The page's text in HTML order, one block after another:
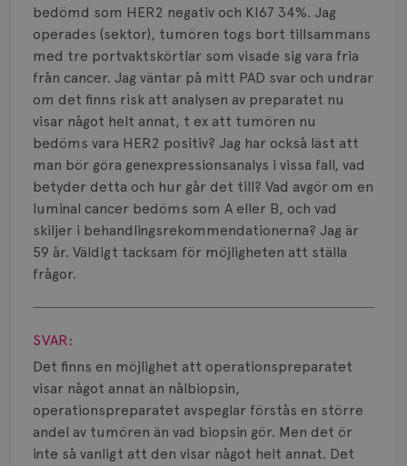
bedömd som HER2 negativ och KI67 34%. Jag
operades (sektor), tumören togs bort tillsammans
med tre portvaktskörtlar som visade sig vara fria
från cancer. Jag väntar på mitt PAD svar och undrar
om det finns risk att analysen av preparatet nu
visar något helt annat, t ex att tumören nu
bedöms vara HER2 positiv? Jag har också läst att
man bör göra genexpressionsanalys i vissa fall, vad
betyder detta och hur går det till? Vad avgör om en
luminal cancer bedöms som A eller B, och vad
skiljer i behandlingsrekommendationerna? Jag är
59 år. Väldigt tacksam för möjligheten att ställa
frågor.
Visa svar
SVAR:
Det finns en möjlighet att operationspreparatet
visar något annat än nålbiopsin,
operationspreparatet avspeglar förstås en större
andel av tumören än vad biopsin gör. Men det ör
inte så vanligt att den visar något helt annat. Det
Knöl
Läkemedel
Typ av bröstcancer
Smärta
Prognos
Risker
Spridd bröstcancer